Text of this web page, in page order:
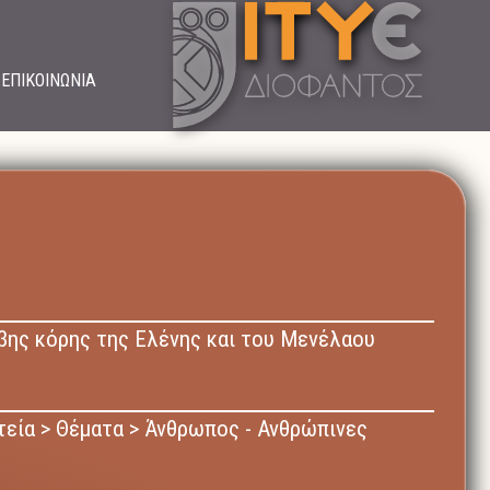
ΕΠΙΚΟΙΝΩΝΙΑ
κόρης της Ελένης και του Μενέλαου
> Θέματα > Άνθρωπος - Ανθρώπινες